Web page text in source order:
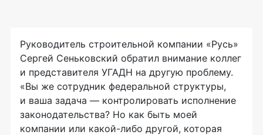
Руководитель строительной компании «Русь»
Сергей Сеньковский обратил внимание коллег
и представителя УГАДН на другую проблему.
«Вы же сотрудник федеральной структуры,
и ваша задача — контролировать исполнение
законодательства? Но как быть моей
компании или какой-либо другой, которая